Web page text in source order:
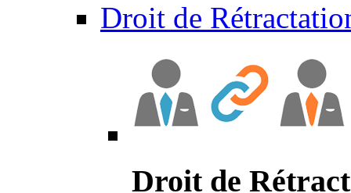
Droit de
Droit de